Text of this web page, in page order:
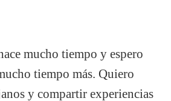
mucho tiempo y espero
tiempo más. Quiero
y compartir experiencias